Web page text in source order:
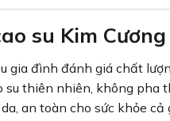
su Kim Cương
gia đình đánh giá chất
su thiên nhiên, không
an toàn cho sức khỏe cả